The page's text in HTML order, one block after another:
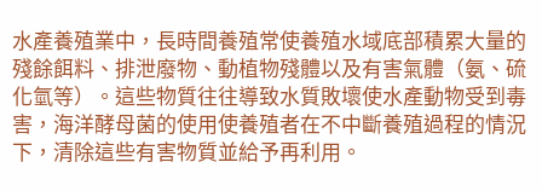
水產養殖業中，長時間養殖常使養殖水域底部積累大量的
殘餘餌料、排泄廢物、動植物殘體以及有害氣體（氨、硫
化氫等）。這些物質往往導致水質敗壞使水產動物受到毒
害，海洋酵母菌的使用使養殖者在不中斷養殖過程的情況
下，清除這些有害物質並給予再利用。